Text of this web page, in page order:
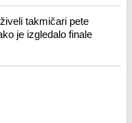
takmičari pete
je izgledalo finale